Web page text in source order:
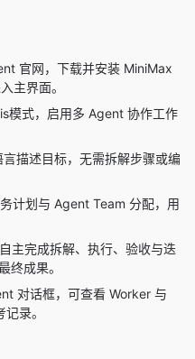
官网，下载并安装 MiniMax
主界面。
模式，启用多 Agent 协作工作
描述目标，无需拆解步骤或编
计划与 Agent Team 分配，用
主完成拆解、执行、验收与迭
终成果。
对话框，可查看 Worker 与
录。